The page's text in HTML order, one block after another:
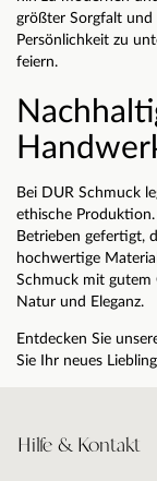
größter Sorgfalt und
Persönlichkeit zu
feiern.
Bei DUR Schmuck
ethische
Betrieben gefertigt,
hochwertige
Schmuck mit gutem
Natur und Eleganz.
Entdecken Sie
Sie Ihr neues
Hilfe & Kontakt